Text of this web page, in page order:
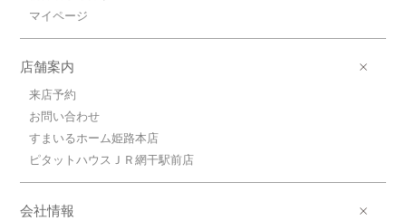
マイページ
店舗案内
来店予約
お問い合わせ
すまいるホーム姫路本店
ピタットハウスＪＲ網干駅前店
会社情報